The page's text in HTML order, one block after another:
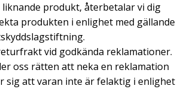
liknande produkt, återbetalar vi dig
produkten i enlighet med gällande
vid godkända reklamationer.
oss rätten att neka en reklamation
sig att varan inte är felaktig i enlighet